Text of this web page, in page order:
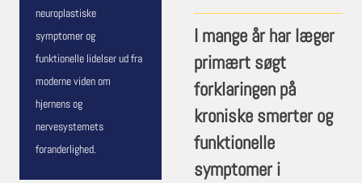
neuroplastiske
symptomer og
funktionelle lidelser ud fra
moderne viden om
hjernens og
nervesystemets
foranderlighed.
I mange år har læger
primært søgt
forklaringen på
kroniske smerter og
funktionelle
symptomer i